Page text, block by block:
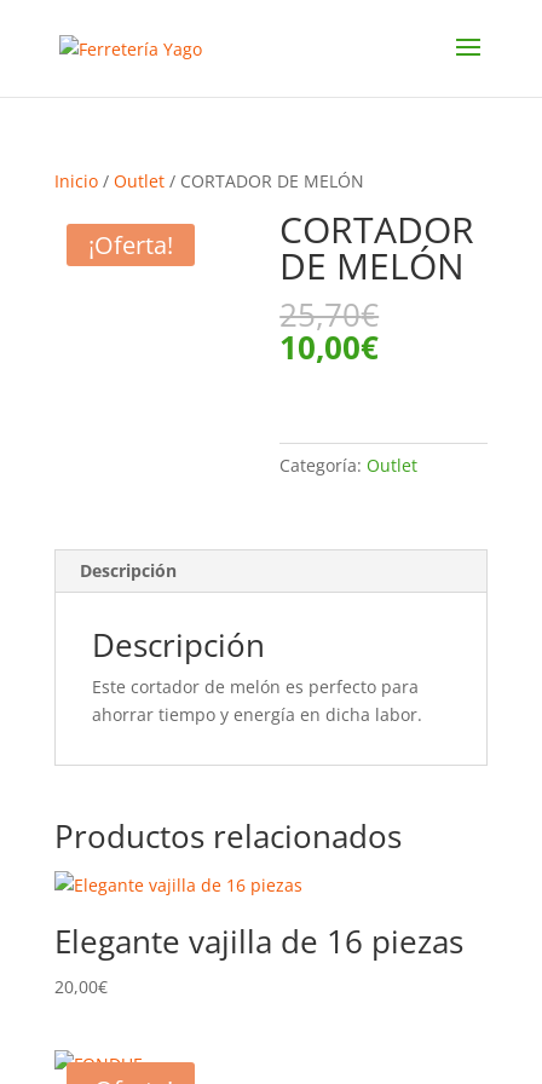
Inicio/ Outlet/ CORTADOR DE MELÓN
¡Oferta! CORTADOR
DE MELÓN
25,70€
10,00€El
10,00€.
Categoría:Outlet
Descripción
Descripción
Este cortador de melón es perfecto para
ahorrar tiempo y energía en dicha labor.
Productos relacionados
Elegante vajilla de 16 piezas
20,00€